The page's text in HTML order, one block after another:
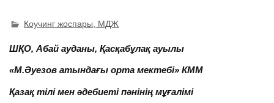
Коучинг жоспары, МДЖ
ШҚО, Абай ауданы, Қасқабұлақ ауылы
«М.Әуезов атындағы орта мектебі» КММ
Қазақ тілі мен әдебиеті пәнінің мұғалімі